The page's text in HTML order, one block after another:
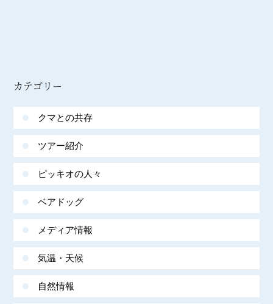
カテゴリー
クマとの共存
ツアー紹介
ピッキオの人々
ベアドッグ
メディア情報
気温・天候
自然情報